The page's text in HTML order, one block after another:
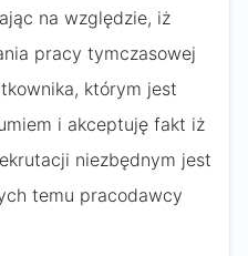
na względzie, iż
pracy tymczasowej
którym jest
i akceptuję fakt iż
niezbędnym jest
temu pracodawcy